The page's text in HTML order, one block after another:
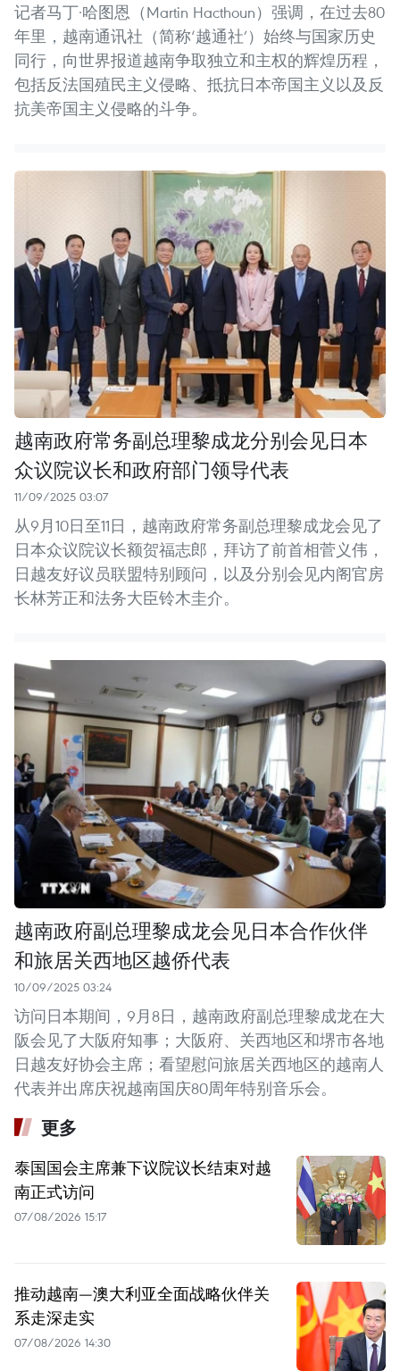
记者马丁·哈图恩（Martin Hacthoun）强调，在过去80
年里，越南通讯社（简称‘越通社’）始终与国家历史
同行，向世界报道越南争取独立和主权的辉煌历程，
包括反法国殖民主义侵略、抵抗日本帝国主义以及反
抗美帝国主义侵略的斗争。
越南政府常务副总理黎成龙分别会见日本
众议院议长和政府部门领导代表
11/09/2025 03:07
从9月10日至11日，越南政府常务副总理黎成龙会见了
日本众议院议长额贺福志郎，拜访了前首相菅义伟，
日越友好议员联盟特别顾问，以及分别会见内阁官房
长林芳正和法务大臣铃木圭介。
越南政府副总理黎成龙会见日本合作伙伴
和旅居关西地区越侨代表
10/09/2025 03:24
访问日本期间，9月8日，越南政府副总理黎成龙在大
阪会见了大阪府知事；大阪府、关西地区和堺市各地
日越友好协会主席；看望慰问旅居关西地区的越南人
代表并出席庆祝越南国庆80周年特别音乐会。
更多
泰国国会主席兼下议院议长结束对越
南正式访问
07/08/2026 15:17
推动越南—澳大利亚全面战略伙伴关
系走深走实
07/08/2026 14:30